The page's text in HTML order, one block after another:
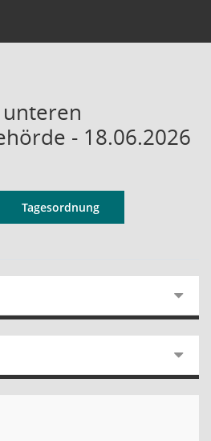
- 18.06.2026
Tagesordnung